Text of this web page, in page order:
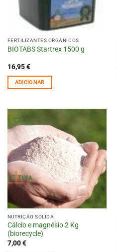
FERTILIZANTES ORGÂNICOS
BIOTABS Startrex 1500 g
16,95€
ADICIONAR
NUTRIÇÃO SÓLIDA
Cálcio e magnésio 2 Kg
(biorecycle)
7,00€